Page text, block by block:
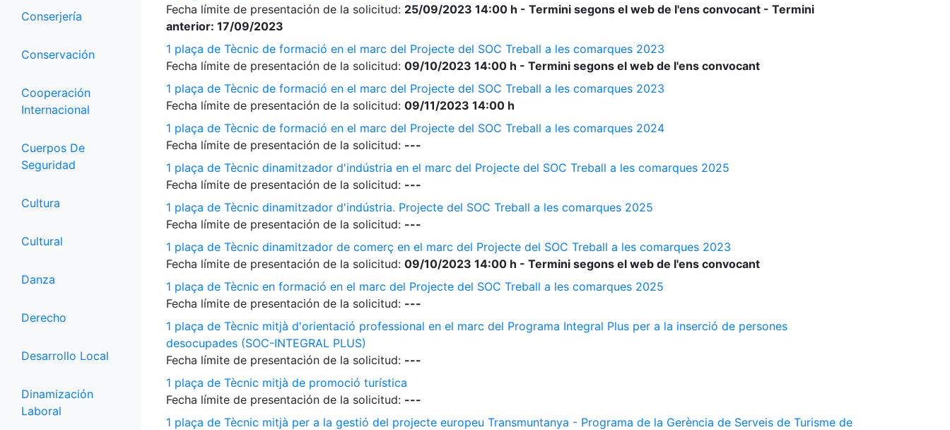
Conserjería
Conservación
Cooperación
Internacional
Cuerpos De
Seguridad
Cultura
Cultural
Danza
Derecho
Desarrollo Local
Dinamización
Laboral
Fecha límite de presentación de la solicitud: 25/09/2023 14:00 h - Termini segons el web de l'ens convocant - Termini
anterior: 17/09/2023
1 plaça de Tècnic de formació en el marc del Projecte del SOC Treball a les comarques 2023
Fecha límite de presentación de la solicitud: 09/10/2023 14:00 h - Termini segons el web de l'ens convocant
1 plaça de Tècnic de formació en el marc del Projecte del SOC Treball a les comarques 2023
Fecha límite de presentación de la solicitud: 09/11/2023 14:00 h
1 plaça de Tècnic de formació en el marc del Projecte del SOC Treball a les comarques 2024
Fecha límite de presentación de la solicitud: ---
1 plaça de Tècnic dinamitzador d'indústria en el marc del Projecte del SOC Treball a les comarques 2025
Fecha límite de presentación de la solicitud: ---
1 plaça de Tècnic dinamitzador d'indústria. Projecte del SOC Treball a les comarques 2025
Fecha límite de presentación de la solicitud: ---
1 plaça de Tècnic dinamitzador de comerç en el marc del Projecte del SOC Treball a les comarques 2023
Fecha límite de presentación de la solicitud: 09/10/2023 14:00 h - Termini segons el web de l'ens convocant
1 plaça de Tècnic en formació en el marc del Projecte del SOC Treball a les comarques 2025
Fecha límite de presentación de la solicitud: ---
1 plaça de Tècnic mitjà d'orientació professional en el marc del Programa Integral Plus per a la inserció de persones
desocupades (SOC-INTEGRAL PLUS)
Fecha límite de presentación de la solicitud: ---
1 plaça de Tècnic mitjà de promoció turística
Fecha límite de presentación de la solicitud: ---
1 plaça de Tècnic mitjà per a la gestió del projecte europeu Transmuntanya - Programa de la Gerència de Serveis de Turisme de